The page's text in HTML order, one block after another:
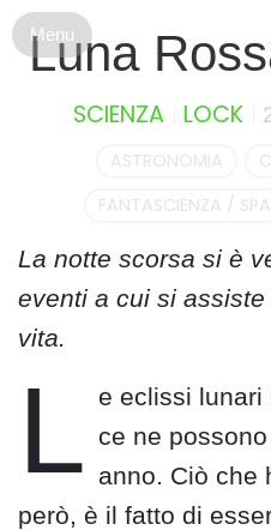
Luna
SCIENZA LOCK
ASTRONOMIA
FANTASCIENZA /
La notte scorsa si è
eventi a cui si
vita.
L
e eclissi lunari
ce ne
anno. Ciò che
però, è il fatto di